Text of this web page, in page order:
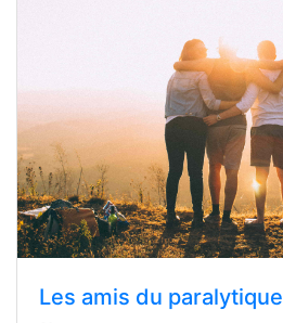
Les amis du paralytique